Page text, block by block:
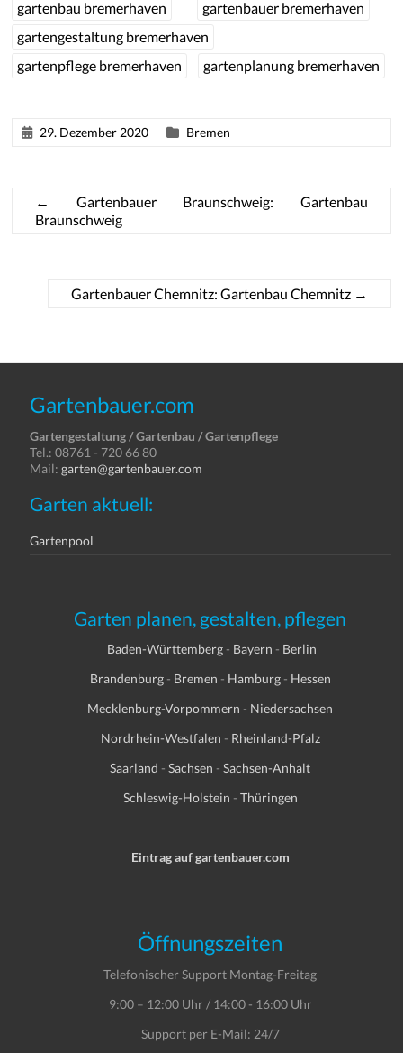
gartenbau bremerhaven
gartenbauer bremerhaven
gartengestaltung bremerhaven
gartenpflege bremerhaven
gartenplanung bremerhaven
29. Dezember 2020 Bremen
←
Gartenbauer Braunschweig: Gartenbau
Braunschweig
Gartenbauer Chemnitz: Gartenbau Chemnitz →
Gartenbauer.com
Gartengestaltung / Gartenbau / Gartenpflege
Tel.: 08761 - 720 66 80
Mail:garten@gartenbauer.com
Garten aktuell:
Gartenpool
Garten planen, gestalten, pflegen
Baden-Württemberg- Bayern - Berlin
Brandenburg- Bremen - Hamburg- Hessen
Mecklenburg-Vorpommern - Niedersachsen
Nordrhein-Westfalen - Rheinland-Pfalz
Saarland -Sachsen -Sachsen-Anhalt
Schleswig-Holstein - Thüringen
Eintrag auf gartenbauer.com
Öffnungszeiten
Telefonischer Support Montag-Freitag
9:00 – 12:00 Uhr / 14:00 - 16:00 Uhr
Support per E-Mail: 24/7